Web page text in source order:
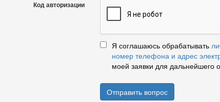
Код авторизации
Я соглашаюсь обрабатывать
номер телефона и адрес
моей заявки для дальнейшего
Отправить вопрос